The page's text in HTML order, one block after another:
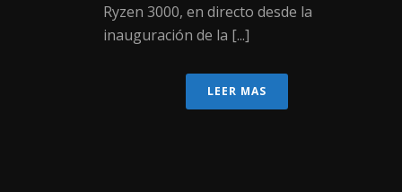
Ryzen 3000, en directo desde la
inauguración de la [...]
LEER MAS